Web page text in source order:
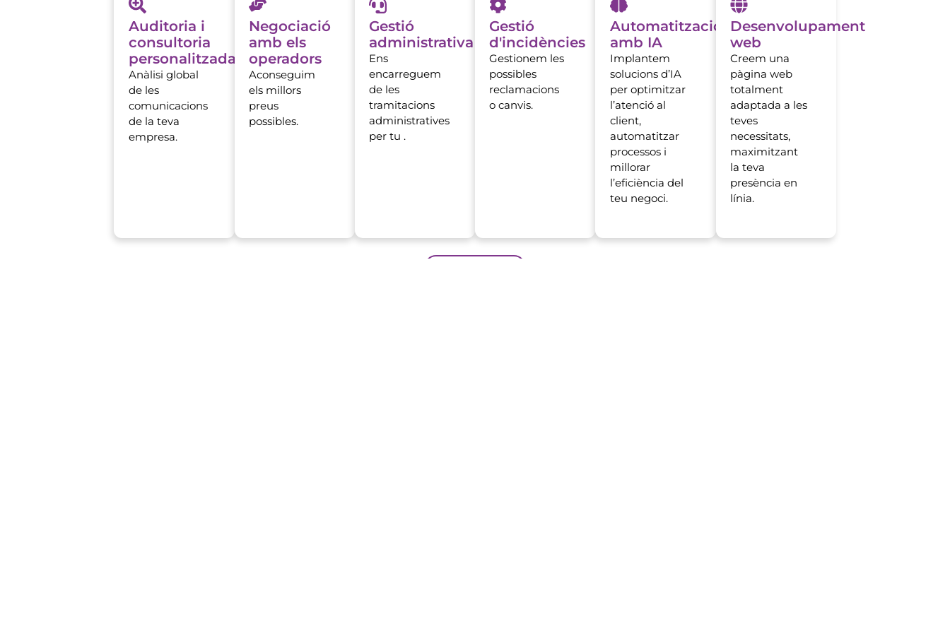
Auditoria i
consultoria
personalitzada
Anàlisi global
de les
comunicacions
de la teva
empresa.
Negociació
amb els
operadors
Aconseguim
els millors
preus
possibles.
Gestió
administrativa
Ens
encarreguem
de les
tramitacions
administratives
per tu .
Gestió
d'incidències
Gestionem les
possibles
reclamacions
o canvis.
Automatització
amb IA
Implantem
solucions d’IA
per optimitzar
l’atenció al
client,
automatitzar
processos i
millorar
l’eficiència del
teu negoci.
Desenvolupament
web
Creem una
pàgina web
totalment
adaptada a les
teves
necessitats,
maximitzant
la teva
presència en
línia.